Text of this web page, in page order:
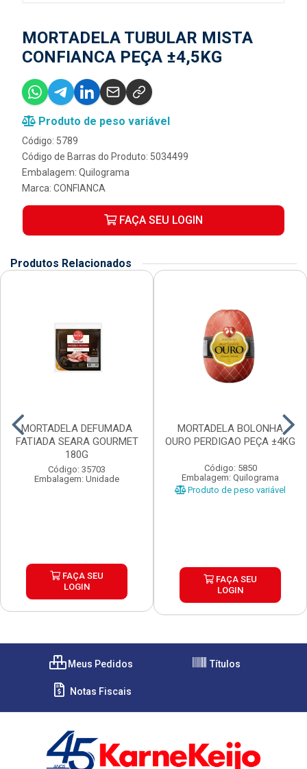
MORTADELA TUBULAR MISTA
CONFIANCA PEÇA ±4,5KG
Produto de peso variável
Código: 5789
Código de Barras do Produto: 5034499
Embalagem: Quilograma
Marca: CONFIANCA
FAÇA SEU LOGIN
Produtos Relacionados
MORTADELA DEFUMADA
FATIADA SEARA GOURMET
180G
Código: 35703
Embalagem: Unidade
FAÇA SEU
LOGIN
MORTADELA BOLONHA
OURO PERDIGAO PEÇA ±4KG
Código: 5850
Embalagem: Quilograma
Produto de peso variável
FAÇA SEU
LOGIN
Meus Pedidos Títulos
Notas Fiscais